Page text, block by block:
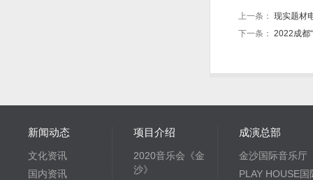
上一条： 现实题材
下一条： 2022成都
新闻动态
文化资讯
国内资讯
项目介绍
2020音乐会《金
沙》
成演总部
金沙国际音乐厅
PLAY HOUSE国